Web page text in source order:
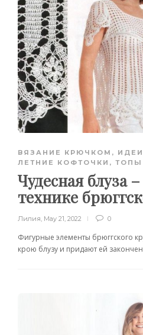
ВЯЗАНИЕ КРЮЧКОМ ,
ЛЕТНИЕ КОФТОЧКИ, ТОПЫ
Чудесная блуза
технике
Лилия May 21, 2022 0
Фигурные элементы брюггского
крою блузу и придают ей